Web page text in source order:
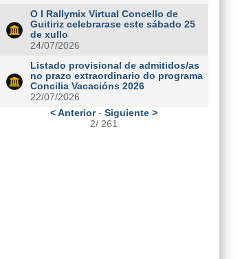
O I Rallymix Virtual Concello de
Guitiriz celebrarase este sábado 25
de xullo
24/07/2026
Listado provisional de admitidos/as
no prazo extraordinario do programa
Concilia Vacacións 2026
22/07/2026
< Anterior- Siguiente >
2/ 261